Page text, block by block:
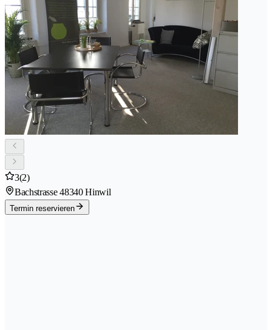
3(2)
Bachstrasse 48340 Hinwil
Termin reservieren